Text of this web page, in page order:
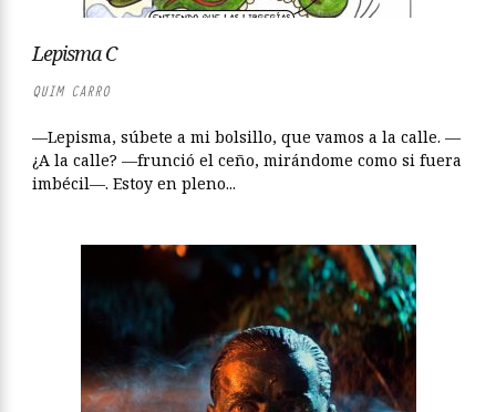
Lepisma C
QUIM CARRO
—Lepisma, súbete a mi bolsillo, que vamos a la calle. —
¿A la calle? —frunció el ceño, mirándome como si fuera
imbécil—. Estoy en pleno...